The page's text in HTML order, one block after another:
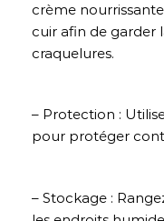
crème
cuir afin de garder
craquelures.
– Protection :
pour protéger
– Stockage :